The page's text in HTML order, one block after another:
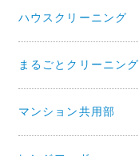
ハウスクリーニング
まるごとクリーニング
マンション共用部